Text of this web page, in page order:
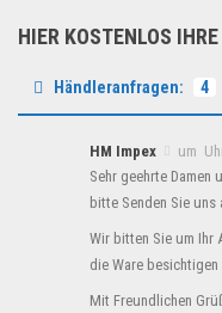
HIER KOSTENLOS
Händleranfragen: 4
HM Impex
um
Sehr geehrte Damen
bitte Senden Sie
Wir bitten Sie um Ihr
die Ware besichtigen
Mit Freundlichen